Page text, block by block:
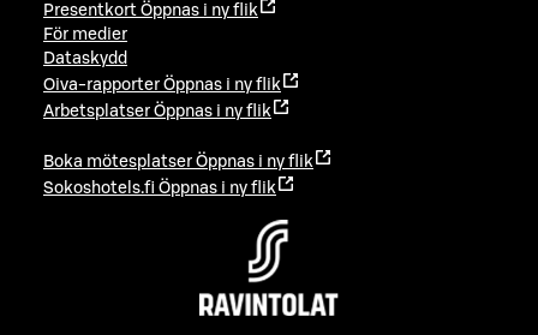
Presentkort Öppnas i ny flik
För medier
Dataskydd
Oiva-rapporter Öppnas i ny flik
Arbetsplatser Öppnas i ny flik
Boka mötesplatser Öppnas i ny flik
Sokoshotels.fi Öppnas i ny flik